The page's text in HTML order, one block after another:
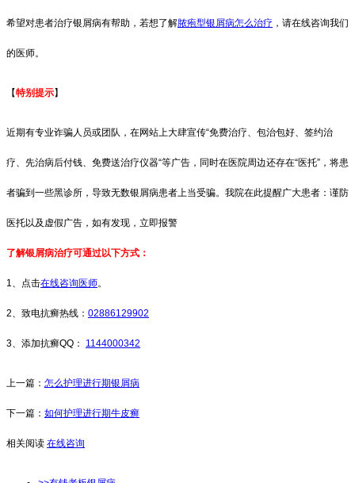
希望对患者治疗银屑病有帮助，若想了解脓疱型银屑病怎么治疗 ，请在线咨询我们
的医师。
【特别提示】
近期有专业诈骗人员或团队，在网站上大肆宣传“免费治疗、包治包好、签约治
疗、先治病后付钱、免费送治疗仪器“等广告，同时在医院周边还存在“医托”，将患
者骗到一些黑诊所，导致无数银屑病患者上当受骗。我院在此提醒广大患者：谨防
医托以及虚假广告，如有发现，立即报警
了解银屑病治疗可通过以下方式：
1、点击在线咨询医师。
2、致电抗癣热线： 02886129902
3、添加抗癣QQ： 1144000342
上一篇： 怎么护理进行期银屑病
下一篇： 如何护理进行期牛皮癣
相关阅读 在线咨询